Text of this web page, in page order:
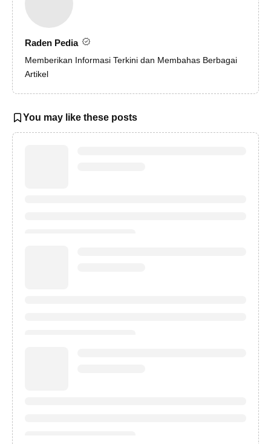
Raden Pedia
Memberikan Informasi Terkini dan Membahas Berbagai
Artikel
You may like these posts